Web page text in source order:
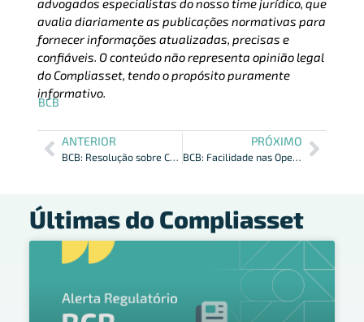
advogados especialistas do nosso time jurídico, que
avalia diariamente as publicações normativas para
fornecer informações atualizadas, precisas e
confiáveis. O conteúdo não representa opinião legal
do Compliasset, tendo o propósito puramente
informativo.
BCB
ANTERIOR
BCB: Resolução sobre Capital Estrangeiro no País
PRÓXIMO
BCB: Facilidade nas Operações de Câmbio e Capitais Internacionais
Últimas do Compliasset